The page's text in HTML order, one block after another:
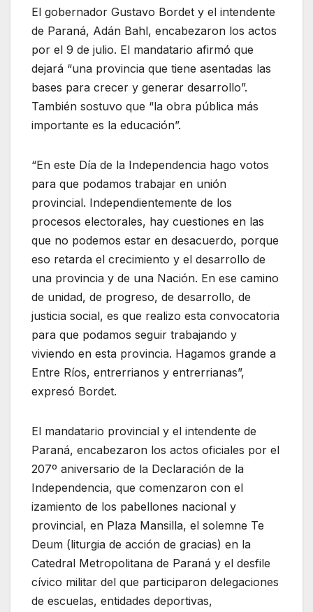
El gobernador Gustavo Bordet y el intendente
de Paraná, Adán Bahl, encabezaron los actos
por el 9 de julio. El mandatario afirmó que
dejará “una provincia que tiene asentadas las
bases para crecer y generar desarrollo”.
También sostuvo que “la obra pública más
importante es la educación”.
“En este Día de la Independencia hago votos
para que podamos trabajar en unión
provincial. Independientemente de los
procesos electorales, hay cuestiones en las
que no podemos estar en desacuerdo, porque
eso retarda el crecimiento y el desarrollo de
una provincia y de una Nación. En ese camino
de unidad, de progreso, de desarrollo, de
justicia social, es que realizo esta convocatoria
para que podamos seguir trabajando y
viviendo en esta provincia. Hagamos grande a
Entre Ríos, entrerrianos y entrerrianas”,
expresó Bordet.
El mandatario provincial y el intendente de
Paraná, encabezaron los actos oficiales por el
207º aniversario de la Declaración de la
Independencia, que comenzaron con el
izamiento de los pabellones nacional y
provincial, en Plaza Mansilla, el solemne Te
Deum (liturgia de acción de gracias) en la
Catedral Metropolitana de Paraná y el desfile
cívico militar del que participaron delegaciones
de escuelas, entidades deportivas,